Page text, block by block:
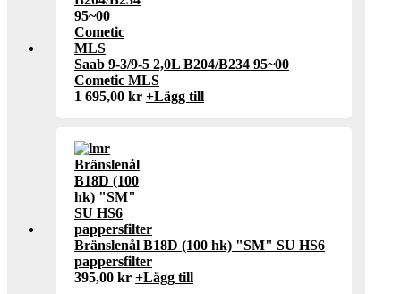
Saab 9-3/9-5 2,0L B204/B234 95~00
Cometic MLS
1 695,00 kr +Lägg till
Bränslenål B18D (100 hk) "SM" SU HS6
pappersfilter
395,00 kr +Lägg till